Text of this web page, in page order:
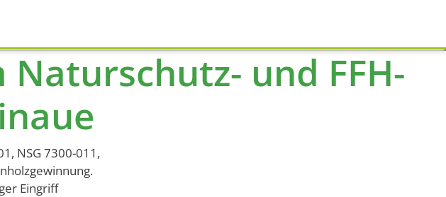
und FFH-
NSG 7300-011,
Eingriff